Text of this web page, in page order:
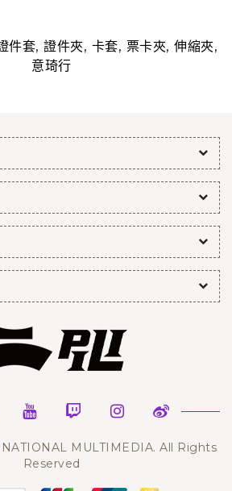
件套,證件夾, 卡套, 票卡夾,伸縮夾,
意琦行
MULTIMEDIA. All Rights
Reserved